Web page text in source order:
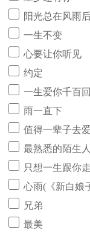
阳光总在风雨
一生不变
心要让你听见
约定
一生爱你千百回
雨一直下
值得一辈子去爱
最熟悉的陌生人
只想一生跟你走
心雨(《新白娘
兄弟
最美